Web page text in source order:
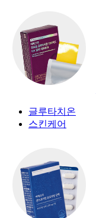
글루타치온
스킨케어